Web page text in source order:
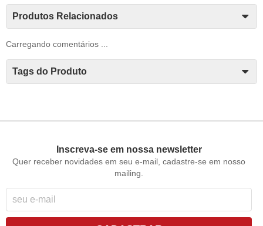
Produtos Relacionados
Carregando comentários ...
Tags do Produto
Inscreva-se em nossa newsletter
Quer receber novidades em seu e-mail, cadastre-se em nosso
mailing.